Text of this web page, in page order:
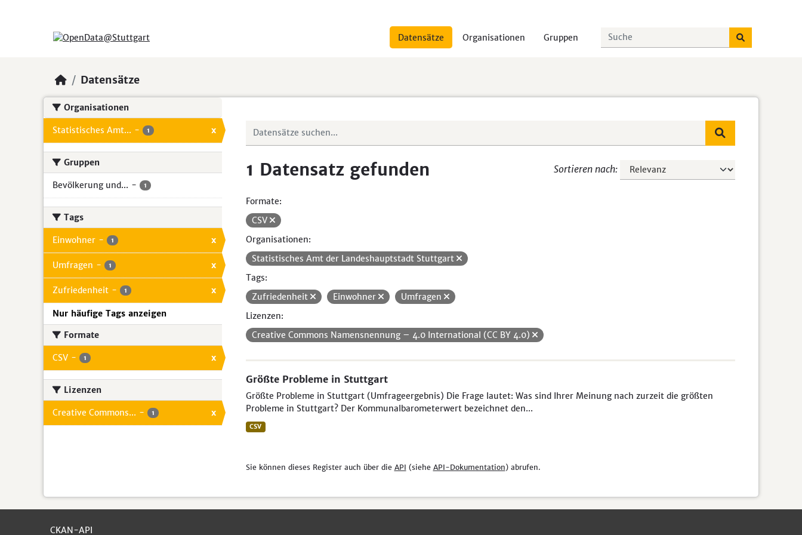
Datensätze Organisationen Gruppen
Datensätze
Organisationen
Statistisches Amt... - 1 x
Gruppen
Bevölkerung und... - 1
Tags
Einwohner - 1 x
Umfragen - 1 x
Zufriedenheit - 1 x
Nur häufige Tags anzeigen
Formate
CSV - 1 x
Lizenzen
Creative Commons... - 1 x
Sortieren nach
1 Datensatz gefunden
Formate:
CSV
Organisationen:
Statistisches Amt der Landeshauptstadt Stuttgart
Tags:
Zufriedenheit
Einwohner
Umfragen
Lizenzen:
Creative Commons Namensnennung – 4.0 International (CC BY 4.0)
Größte Probleme in Stuttgart
Größte Probleme in Stuttgart (Umfrageergebnis) Die Frage lautet: Was sind Ihrer Meinung nach zurzeit die größten
Probleme in Stuttgart? Der Kommunalbarometerwert bezeichnet den...
CSV
Sie können dieses Register auch über die API (siehe API-Dokumentation) abrufen.
CKAN-API